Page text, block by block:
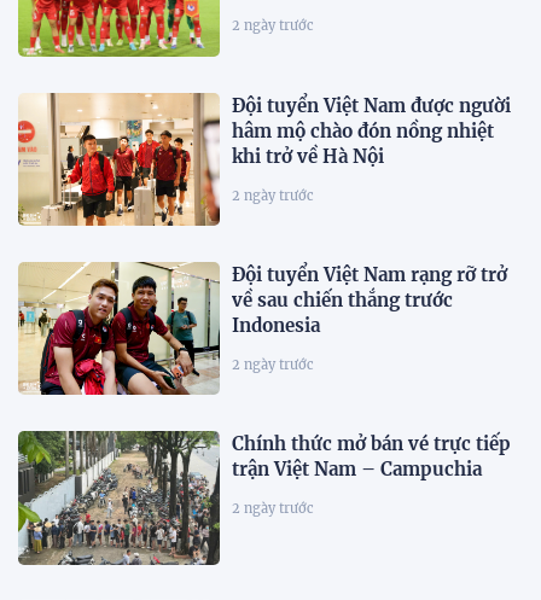
2 ngày trước
Đội tuyển Việt Nam được người
hâm mộ chào đón nồng nhiệt
khi trở về Hà Nội
2 ngày trước
Đội tuyển Việt Nam rạng rỡ trở
về sau chiến thắng trước
Indonesia
2 ngày trước
Chính thức mở bán vé trực tiếp
trận Việt Nam – Campuchia
2 ngày trước